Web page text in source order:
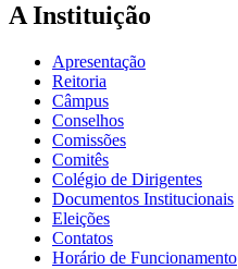
A Instituição
Apresentação
Reitoria
Câmpus
Conselhos
Comissões
Comitês
Colégio de Dirigentes
Documentos Institucionais
Eleições
Contatos
Horário de Funcionamento